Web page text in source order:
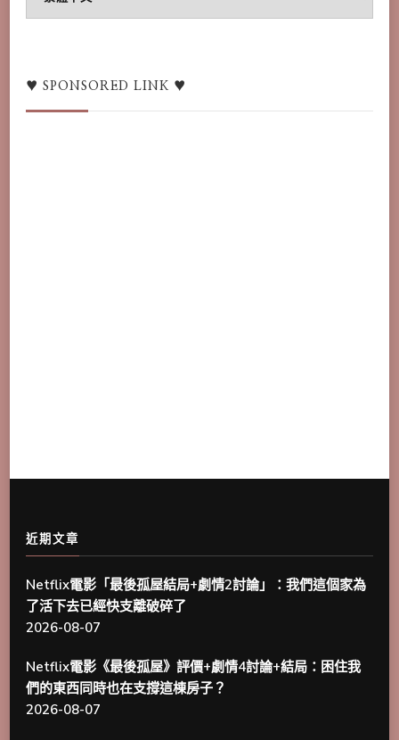
語
言
♥ SPONSORED LINK ♥
近期文章
Netflix電影「最後孤屋結局+劇情2討論」：我們這個家為
了活下去已經快支離破碎了
2026-08-07
Netflix電影《最後孤屋》評價+劇情4討論+結局：困住我
們的東西同時也在支撐這棟房子？
2026-08-07